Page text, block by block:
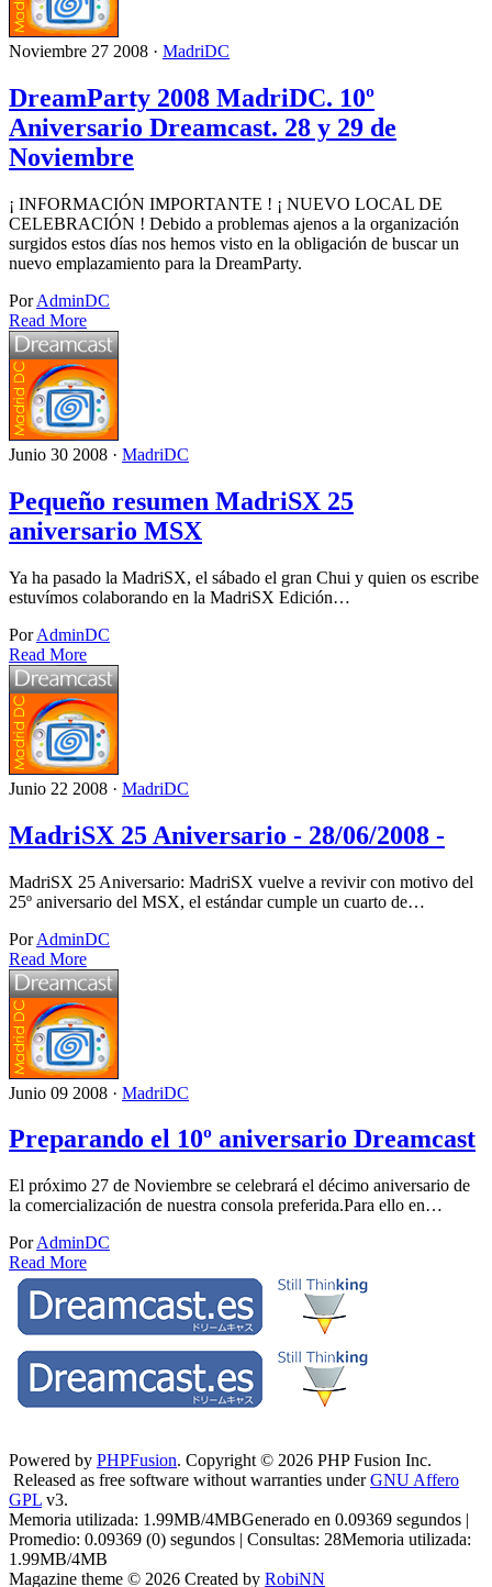
Noviembre 27 2008 · MadriDC
DreamParty 2008 MadriDC. 10º
Aniversario Dreamcast. 28 y 29 de
Noviembre
¡ INFORMACIÓN IMPORTANTE ! ¡ NUEVO LOCAL DE
CELEBRACIÓN ! Debido a problemas ajenos a la organización
surgidos estos días nos hemos visto en la obligación de buscar un
nuevo emplazamiento para la DreamParty.
PorAdminDC
Read More
Junio 30 2008 · MadriDC
Pequeño resumen MadriSX 25
aniversario MSX
Ya ha pasado la MadriSX, el sábado el gran Chui y quien os escribe
estuvímos colaborando en la MadriSX Edición…
PorAdminDC
Read More
Junio 22 2008 · MadriDC
MadriSX 25 Aniversario - 28/06/2008 -
MadriSX 25 Aniversario: MadriSX vuelve a revivir con motivo del
25º aniversario del MSX, el estándar cumple un cuarto de…
PorAdminDC
Read More
Junio 09 2008 · MadriDC
Preparando el 10º aniversario Dreamcast
El próximo 27 de Noviembre se celebrará el décimo aniversario de
la comercialización de nuestra consola preferida.Para ello en…
PorAdminDC
Read More
Powered by PHPFusion. Copyright © 2026 PHP Fusion Inc.
Released as free software without warranties underGNU Affero
GPL v3.
Memoria utilizada: 1.99MB/4MBGenerado en 0.09369 segundos |
Promedio: 0.09369 (0) segundos | Consultas: 28Memoria utilizada:
1.99MB/4MB
Magazine theme © 2026 Created by RobiNN